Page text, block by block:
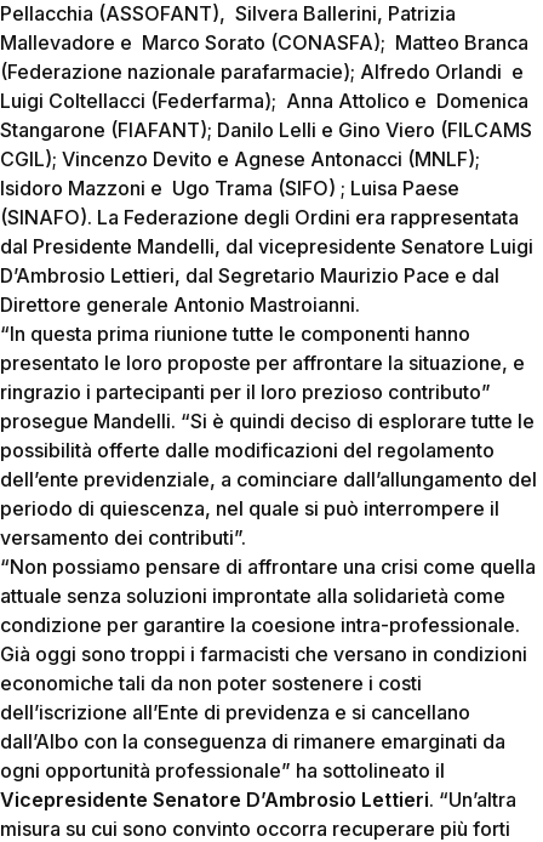
Pellacchia (ASSOFANT), Silvera Ballerini, Patrizia
Mallevadore e Marco Sorato (CONASFA); Matteo Branca
(Federazione nazionale parafarmacie); Alfredo Orlandi e
Luigi Coltellacci (Federfarma); Anna Attolico e Domenica
Stangarone (FIAFANT); Danilo Lelli e Gino Viero (FILCAMS
CGIL); Vincenzo Devito e Agnese Antonacci (MNLF);
Isidoro Mazzoni e Ugo Trama (SIFO) ; Luisa Paese
(SINAFO). La Federazione degli Ordini era rappresentata
dal Presidente Mandelli, dal vicepresidente Senatore Luigi
D’Ambrosio Lettieri, dal Segretario Maurizio Pace e dal
Direttore generale Antonio Mastroianni.
“In questa prima riunione tutte le componenti hanno
presentato le loro proposte per affrontare la situazione, e
ringrazio i partecipanti per il loro prezioso contributo”
prosegue Mandelli. “Si è quindi deciso di esplorare tutte le
possibilità offerte dalle modificazioni del regolamento
dell’ente previdenziale, a cominciare dall’allungamento del
periodo di quiescenza, nel quale si può interrompere il
versamento dei contributi”.
“Non possiamo pensare di affrontare una crisi come quella
attuale senza soluzioni improntate alla solidarietà come
condizione per garantire la coesione intra-professionale.
Già oggi sono troppi i farmacisti che versano in condizioni
economiche tali da non poter sostenere i costi
dell’iscrizione all’Ente di previdenza e si cancellano
dall’Albo con la conseguenza di rimanere emarginati da
ogni opportunità professionale” ha sottolineato il
Vicepresidente Senatore D’Ambrosio Lettieri. “Un’altra
misura su cui sono convinto occorra recuperare più forti